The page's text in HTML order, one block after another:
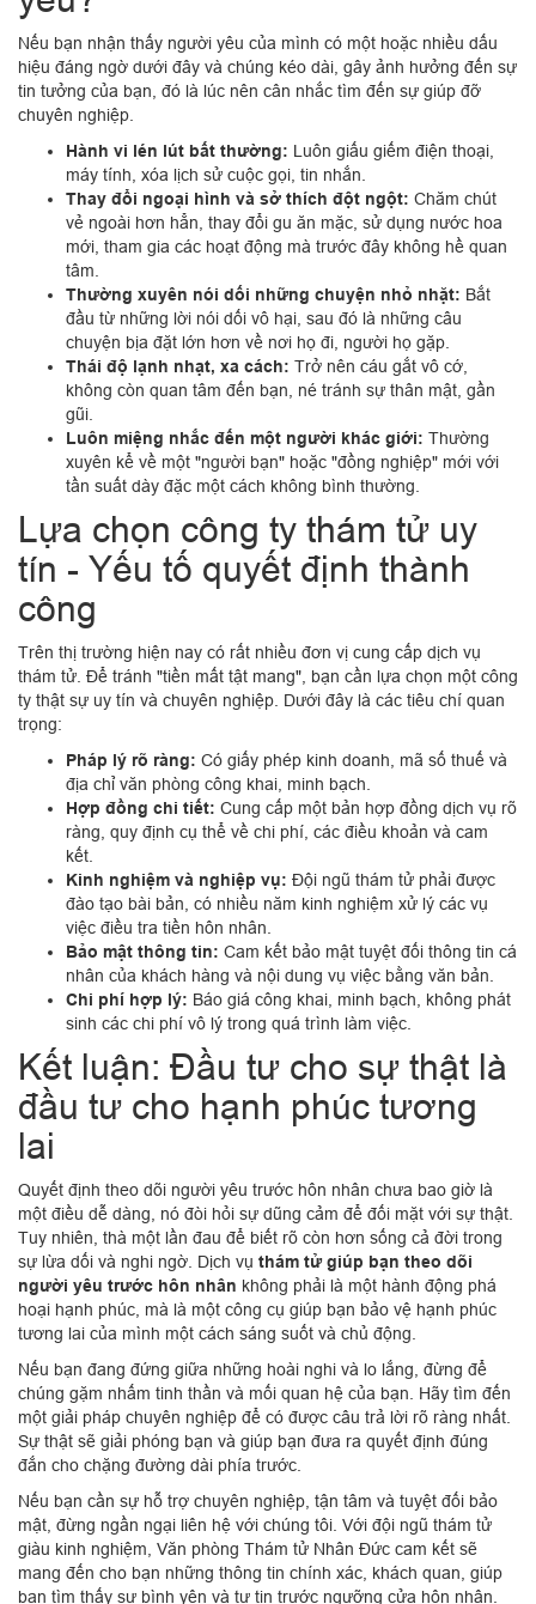
Nếu bạn nhận thấy người yêu của mình có một hoặc nhiều dấu
hiệu đáng ngờ dưới đây và chúng kéo dài, gây ảnh hưởng đến sự
tin tưởng của bạn, đó là lúc nên cân nhắc tìm đến sự giúp đỡ
chuyên nghiệp.
Hành vi lén lút bất thường: Luôn giấu giếm điện thoại,
máy tính, xóa lịch sử cuộc gọi, tin nhắn.
Thay đổi ngoại hình và sở thích đột ngột: Chăm chút
vẻ ngoài hơn hẳn, thay đổi gu ăn mặc, sử dụng nước hoa
mới, tham gia các hoạt động mà trước đây không hề quan
tâm.
Thường xuyên nói dối những chuyện nhỏ nhặt: Bắt
đầu từ những lời nói dối vô hại, sau đó là những câu
chuyện bịa đặt lớn hơn về nơi họ đi, người họ gặp.
Thái độ lạnh nhạt, xa cách: Trở nên cáu gắt vô cớ,
không còn quan tâm đến bạn, né tránh sự thân mật, gần
gũi.
Luôn miệng nhắc đến một người khác giới: Thường
xuyên kể về một "người bạn" hoặc "đồng nghiệp" mới với
tần suất dày đặc một cách không bình thường.
Lựa chọn công ty thám tử uy
tín - Yếu tố quyết định thành
công
Trên thị trường hiện nay có rất nhiều đơn vị cung cấp dịch vụ
thám tử. Để tránh "tiền mất tật mang", bạn cần lựa chọn một công
ty thật sự uy tín và chuyên nghiệp. Dưới đây là các tiêu chí quan
trọng:
Pháp lý rõ ràng: Có giấy phép kinh doanh, mã số thuế và
địa chỉ văn phòng công khai, minh bạch.
Hợp đồng chi tiết: Cung cấp một bản hợp đồng dịch vụ rõ
ràng, quy định cụ thể về chi phí, các điều khoản và cam
kết.
Kinh nghiệm và nghiệp vụ: Đội ngũ thám tử phải được
đào tạo bài bản, có nhiều năm kinh nghiệm xử lý các vụ
việc điều tra tiền hôn nhân.
Bảo mật thông tin: Cam kết bảo mật tuyệt đối thông tin cá
nhân của khách hàng và nội dung vụ việc bằng văn bản.
Chi phí hợp lý: Báo giá công khai, minh bạch, không phát
sinh các chi phí vô lý trong quá trình làm việc.
Kết luận: Đầu tư cho sự thật là
đầu tư cho hạnh phúc tương
lai
Quyết định theo dõi người yêu trước hôn nhân chưa bao giờ là
một điều dễ dàng, nó đòi hỏi sự dũng cảm để đối mặt với sự thật.
Tuy nhiên, thà một lần đau để biết rõ còn hơn sống cả đời trong
sự lừa dối và nghi ngờ. Dịch vụ thám tử giúp bạn theo dõi
người yêu trước hôn nhân không phải là một hành động phá
hoại hạnh phúc, mà là một công cụ giúp bạn bảo vệ hạnh phúc
tương lai của mình một cách sáng suốt và chủ động.
Nếu bạn đang đứng giữa những hoài nghi và lo lắng, đừng để
chúng gặm nhấm tinh thần và mối quan hệ của bạn. Hãy tìm đến
một giải pháp chuyên nghiệp để có được câu trả lời rõ ràng nhất.
Sự thật sẽ giải phóng bạn và giúp bạn đưa ra quyết định đúng
đắn cho chặng đường dài phía trước.
Nếu bạn cần sự hỗ trợ chuyên nghiệp, tận tâm và tuyệt đối bảo
mật, đừng ngần ngại liên hệ với chúng tôi. Với đội ngũ thám tử
giàu kinh nghiệm, Văn phòng Thám tử Nhân Đức cam kết sẽ
mang đến cho bạn những thông tin chính xác, khách quan, giúp
bạn tìm thấy sự bình yên và tự tin trước ngưỡng cửa hôn nhân.